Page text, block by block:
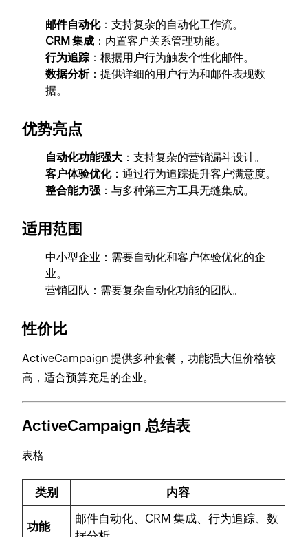
邮件自动化：支持复杂的自动化工作流。
CRM 集成 ：内置客户关系管理功能。
行为追踪 ：根据用户行为触发个性化邮件。
数据分析：提供详细的用户行为和邮件表现数
据。
优势亮点
自动化功能强大 ：支持复杂的营销漏斗设计。
客户体验优化：通过行为追踪提升客户满意度。
整合能力强 ：与多种第三方工具无缝集成。
适用范围
中小型企业：需要自动化和客户体验优化的企
业。
营销团队：需要复杂自动化功能的团队。
性价比
ActiveCampaign 提供多种套餐，功能强大但价格较
高，适合预算充足的企业。
ActiveCampaign 总结表
表格
类别 内容
功能
邮件自动化、CRM 集成、行为追踪、数